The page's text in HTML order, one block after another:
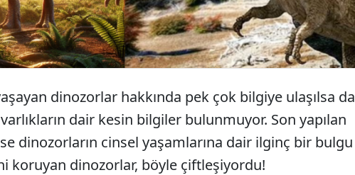
dinozorlar hakkında pek çok bilgiye ulaşılsa da
dair kesin bilgiler bulunmuyor. Son yapılan
dinozorların cinsel yaşamlarına dair ilginç bir bulgu
koruyan dinozorlar, böyle çiftleşiyordu!